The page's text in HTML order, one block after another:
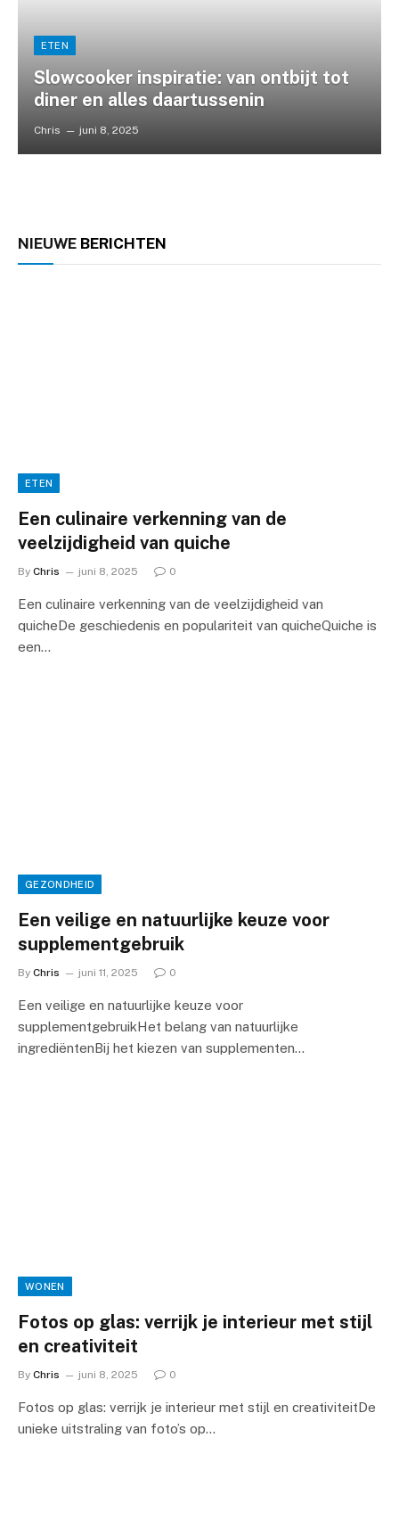
ETEN
Slowcooker inspiratie: van ontbijt tot
diner en alles daartussenin
Chris juni 8, 2025
NIEUWE BERICHTEN
ETEN
Een culinaire verkenning van de
veelzijdigheid van quiche
By Chris juni 8, 2025 0
Een culinaire verkenning van de veelzijdigheid van
quicheDe geschiedenis en populariteit van quicheQuiche is
een…
GEZONDHEID
Een veilige en natuurlijke keuze voor
supplementgebruik
By Chris juni 11, 2025 0
Een veilige en natuurlijke keuze voor
supplementgebruikHet belang van natuurlijke
ingrediëntenBij het kiezen van supplementen…
WONEN
Fotos op glas: verrijk je interieur met stijl
en creativiteit
By Chris juni 8, 2025 0
Fotos op glas: verrijk je interieur met stijl en creativiteitDe
unieke uitstraling van foto’s op…